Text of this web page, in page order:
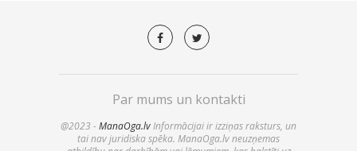
Par mums un kontakti
@2023 - ManaOga.lvInformācijai ir izziņas raksturs, un
tai nav juridiska spēka. ManaOga.lv neuzņemas